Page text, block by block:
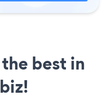
best in